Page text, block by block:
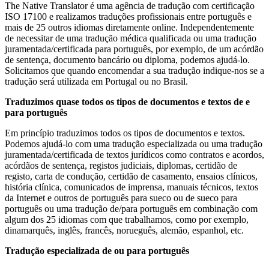
The Native Translator é uma agência de tradução com certificação
ISO 17100 e realizamos traduções profissionais entre português e
mais de 25 outros idiomas diretamente online. Independentemente
de necessitar de uma tradução médica qualificada ou uma tradução
juramentada/certificada para português, por exemplo, de um acórdão
de sentença, documento bancário ou diploma, podemos ajudá-lo.
Solicitamos que quando encomendar a sua tradução indique-nos se a
tradução será utilizada em Portugal ou no Brasil.
Traduzimos quase todos os tipos de documentos e textos de e
para português
Em princípio traduzimos todos os tipos de documentos e textos.
Podemos ajudá-lo com uma tradução especializada ou uma tradução
juramentada/certificada de textos jurídicos como contratos e acordos,
acórdãos de sentença, registos judiciais, diplomas, certidão de
registo, carta de condução, certidão de casamento, ensaios clínicos,
história clínica, comunicados de imprensa, manuais técnicos, textos
da Internet e outros de português para sueco ou de sueco para
português ou uma tradução de/para português em combinação com
algum dos 25 idiomas com que trabalhamos, como por exemplo,
dinamarquês, inglês, francês, norueguês, alemão, espanhol, etc.
Tradução especializada de ou para português